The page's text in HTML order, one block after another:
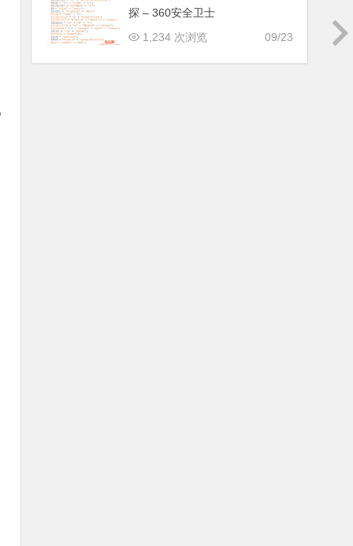
探 – 360安全卫士
09/23
1,234 次浏览